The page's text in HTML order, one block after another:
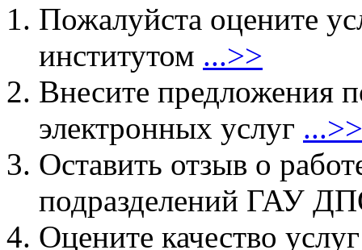
Пожалуйста оцените
институтом ...>>
Внесите предложения
электронных услуг ...>>
Оставить отзыв о
подразделений ГАУ
Оцените качество